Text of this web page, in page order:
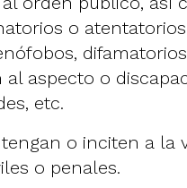
o
aspecto o
etc.
o inciten a la
o penales.